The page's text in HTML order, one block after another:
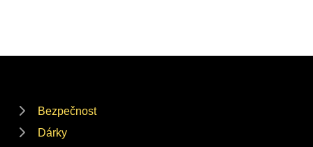
Bezpečnost
Dárky